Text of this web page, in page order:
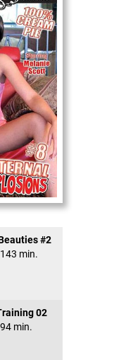
#2
min.
02
min.